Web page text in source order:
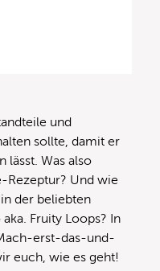
und
sollte, damit er
lässt. Was also
Rezeptur? Und wie
der beliebten
Fruity Loops? In
erst-das-und-
euch, wie es geht!